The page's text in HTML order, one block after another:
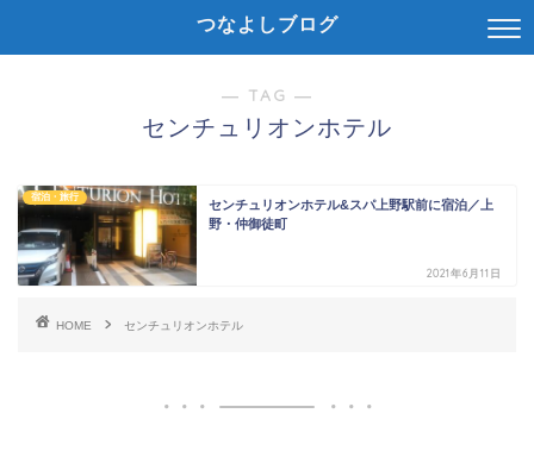
つなよしブログ
― TAG ―
センチュリオンホテル
宿泊・旅行
センチュリオンホテル&スパ上野駅前に宿泊／上
野・仲御徒町
2021年6月11日
HOME センチュリオンホテル